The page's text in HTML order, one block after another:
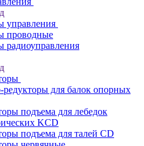
управления
проводные
радиоуправления
для балок опорных
подъема для лебедок
KCD
подъема для талей CD